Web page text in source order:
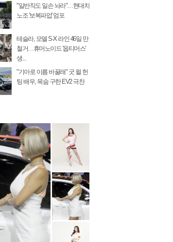
"일반직도 일손 놔라"…현대차
노조 '보복파업' 엄포
테슬라, 모델 S·X 라인 46일 만
철거…휴머노이드 '옵티머스'
생...
"기아로 이름 바꿀래" 굿 윌 헌
팅 배우, 목숨 구한 EV2 극찬